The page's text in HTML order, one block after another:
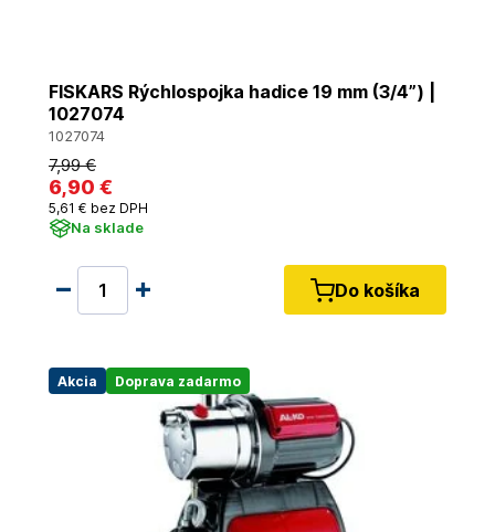
FISKARS Rýchlospojka hadice 19 mm (3/4”) |
1027074
1027074
7,99 €
6,90 €
5,61 € bez DPH
Na sklade
Do košíka
Akcia Doprava zadarmo